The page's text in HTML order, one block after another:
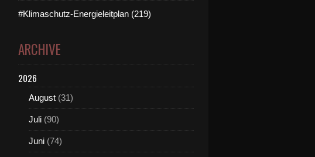
#Klimaschutz-Energieleitplan (219)
ARCHIVE
2026
August (31)
Juli (90)
Juni (74)